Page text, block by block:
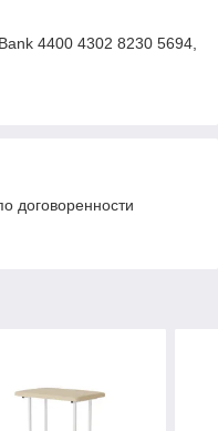
4400 4302 8230 5694,
договоренности